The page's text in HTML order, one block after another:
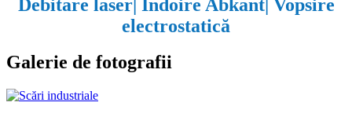
Debitare laser| Îndoire Abkant| Vopsire
electrostatică
Galerie de fotografii